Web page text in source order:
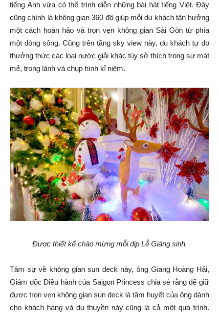
tiếng Anh vừa có thể trình diễn những bài hát tiếng Việt. Đây
cũng chính là không gian 360 độ giúp mỗi du khách tận hưởng
một cách hoàn hảo và trọn vẹn không gian Sài Gòn từ phía
một dòng sông. Cũng trên tầng sky view này, du khách tự do
thưởng thức các loại nước giải khác tùy sở thích trong sự mát
mẻ, trong lành và chụp hình kỉ niệm.
Được thiết kế chào mừng mỗi dịp Lễ Giáng sinh.
Tâm sự về không gian sun deck này, ông Giang Hoàng Hải,
Giám đốc Điều hành của Saigon Princess chia sẻ rằng để giữ
được trọn vẹn không gian sun deck là tâm huyết của ông dành
cho khách hàng và du thuyền này cũng là cả một quá trình.